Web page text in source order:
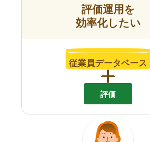
評価運用を
効率化したい
従業員データベース
評価